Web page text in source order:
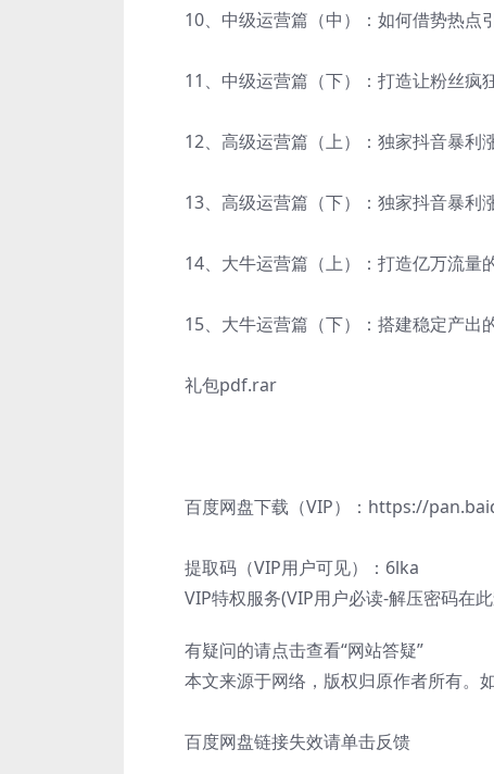
10、中级运营篇（中）：如何借势热点
11、中级运营篇（下）：打造让粉丝疯
12、高级运营篇（上）：独家抖音暴利
13、高级运营篇（下）：独家抖音暴利
14、大牛运营篇（上）：打造亿万流量
15、大牛运营篇（下）：搭建稳定产出
礼包pdf.rar
百度网盘下载（VIP）：https://
提取码（VIP用户可见）：6lka
VIP特权服务(VIP用户必读-解压密码在此
有疑问的请点击查看“网站答疑”
本文来源于网络，版权归原作者所有。如
百度网盘链接失效请单击反馈